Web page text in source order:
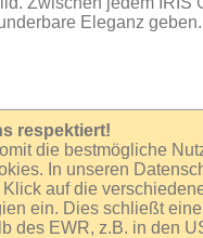
respektiert!
die bestmögliche
In unseren
auf die
ein. Dies schließt
des EWR, z.B. in den
Eleganz